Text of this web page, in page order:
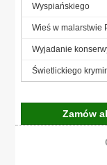
Wyspiańskiego
Wieś w malarstwie
Wyjadanie
Świetlickiego
Zamów